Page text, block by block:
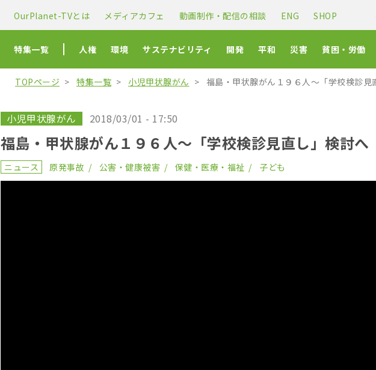
OurPlanet-TVとは メディアカフェ 動画制作・配信の相談 ENG SHOP
特集一覧 人権 環境 サステナビリティ 開発 平和 災害 貧困・労働
TOPページ 特集一覧 小児甲状腺がん 福島・甲状腺がん１９６人〜「学校検診見
小児甲状腺がん 2018/03/01 - 17:50
福島・甲状腺がん１９６人〜「学校検診見直し」検討へ
ニュース 原発事故 公害・健康被害 保健・医療・福祉 子ども